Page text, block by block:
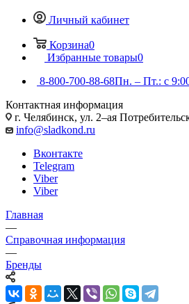
Личный кабинет
Корзина0
Избранные товары0
8-800-700-88-68Пн. – Пт.: с
Контактная информация
г. Челябинск, ул. 2–ая
info@sladkond.ru
Вконтакте
Telegram
Viber
Viber
Главная
—
Справочная информация
—
Бренды